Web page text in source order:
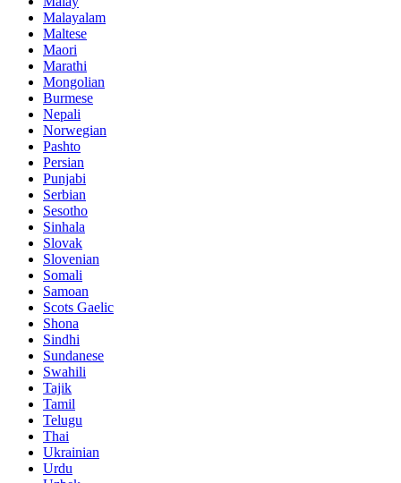
Malayalam
Maltese
Maori
Marathi
Mongolian
Burmese
Nepali
Norwegian
Pashto
Persian
Punjabi
Serbian
Sesotho
Sinhala
Slovak
Slovenian
Somali
Samoan
Scots Gaelic
Shona
Sindhi
Sundanese
Swahili
Tajik
Tamil
Telugu
Thai
Ukrainian
Urdu